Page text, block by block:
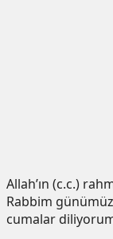
Allah’ın (c.c.)
Rabbim
cumalar